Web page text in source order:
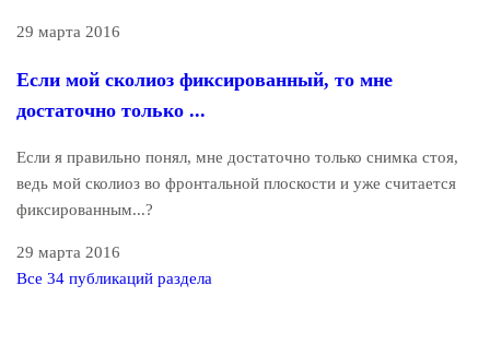
29 марта 2016
Если мой сколиоз фиксированный, то мне
достаточно только ...
Если я правильно понял, мне достаточно только снимка стоя,
ведь мой сколиоз во фронтальной плоскости и уже считается
фиксированным...?
29 марта 2016
Все 34 публикаций раздела